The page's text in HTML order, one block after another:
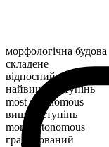
морфологічна будова
складене
відносний
найвищий ступінь
most autonomous
вищий ступінь
more autonomous
градуйований